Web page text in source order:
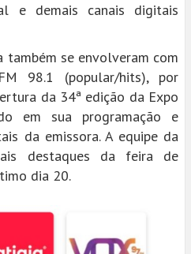
e demais canais digitais
também se envolveram com
98.1 (popular/hits), por
da 34ª edição da Expo
em sua programação e
da emissora. A equipe da
destaques da feira de
dia 20.